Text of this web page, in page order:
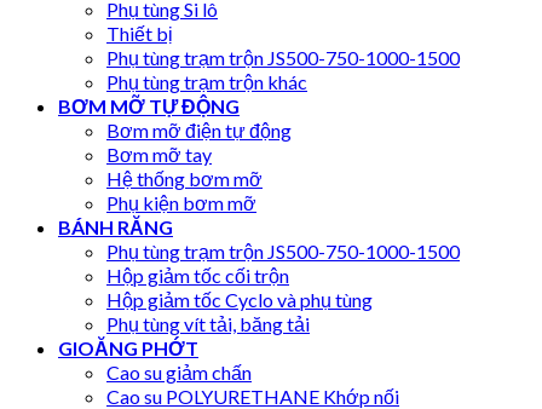
Phụ tùng Si lô
Thiết bị
Phụ tùng trạm trộn JS500-750-1000-1500
Phụ tùng trạm trộn khác
BƠM MỠ TỰ ĐỘNG
Bơm mỡ điện tự động
Bơm mỡ tay
Hệ thống bơm mỡ
Phụ kiện bơm mỡ
BÁNH RĂNG
Phụ tùng trạm trộn JS500-750-1000-1500
Hộp giảm tốc cối trộn
Hộp giảm tốc Cyclo và phụ tùng
Phụ tùng vít tải, băng tải
GIOĂNG PHỚT
Cao su giảm chấn
Cao su POLYURETHANE Khớp nối